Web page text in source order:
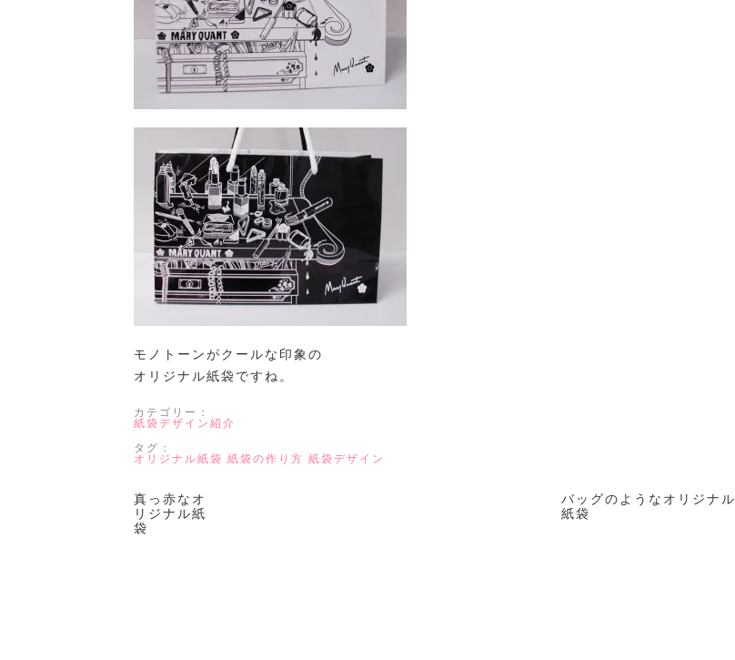
モノトーンがクールな印象の
オリジナル紙袋ですね。
カテゴリー：
紙袋デザイン紹介
タグ：
オリジナル紙袋 紙袋の作り方 紙袋デザイン
真っ赤なオ
リジナル紙
袋
バッグのようなオリジナル
紙袋